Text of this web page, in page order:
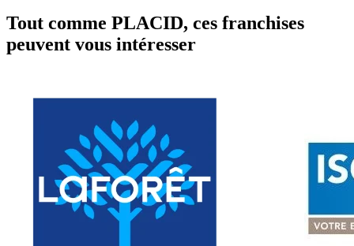
Tout comme PLACID, ces franchises
peuvent vous intéresser